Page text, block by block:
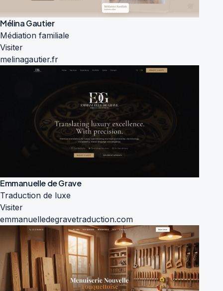
Mélina Gautier
Médiation familiale
Visiter
melinagautier.fr
Emmanuelle de Grave
Traduction de luxe
Visiter
emmanuelledegravetraduction.com